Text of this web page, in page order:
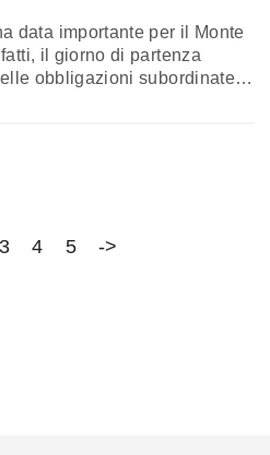
data importante per il Monte
il giorno di partenza
obbligazioni subordinate
3 4 5 ->